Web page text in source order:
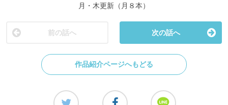
月・木更新（月８本）
前の話へ 次の話へ
作品紹介ページへもどる